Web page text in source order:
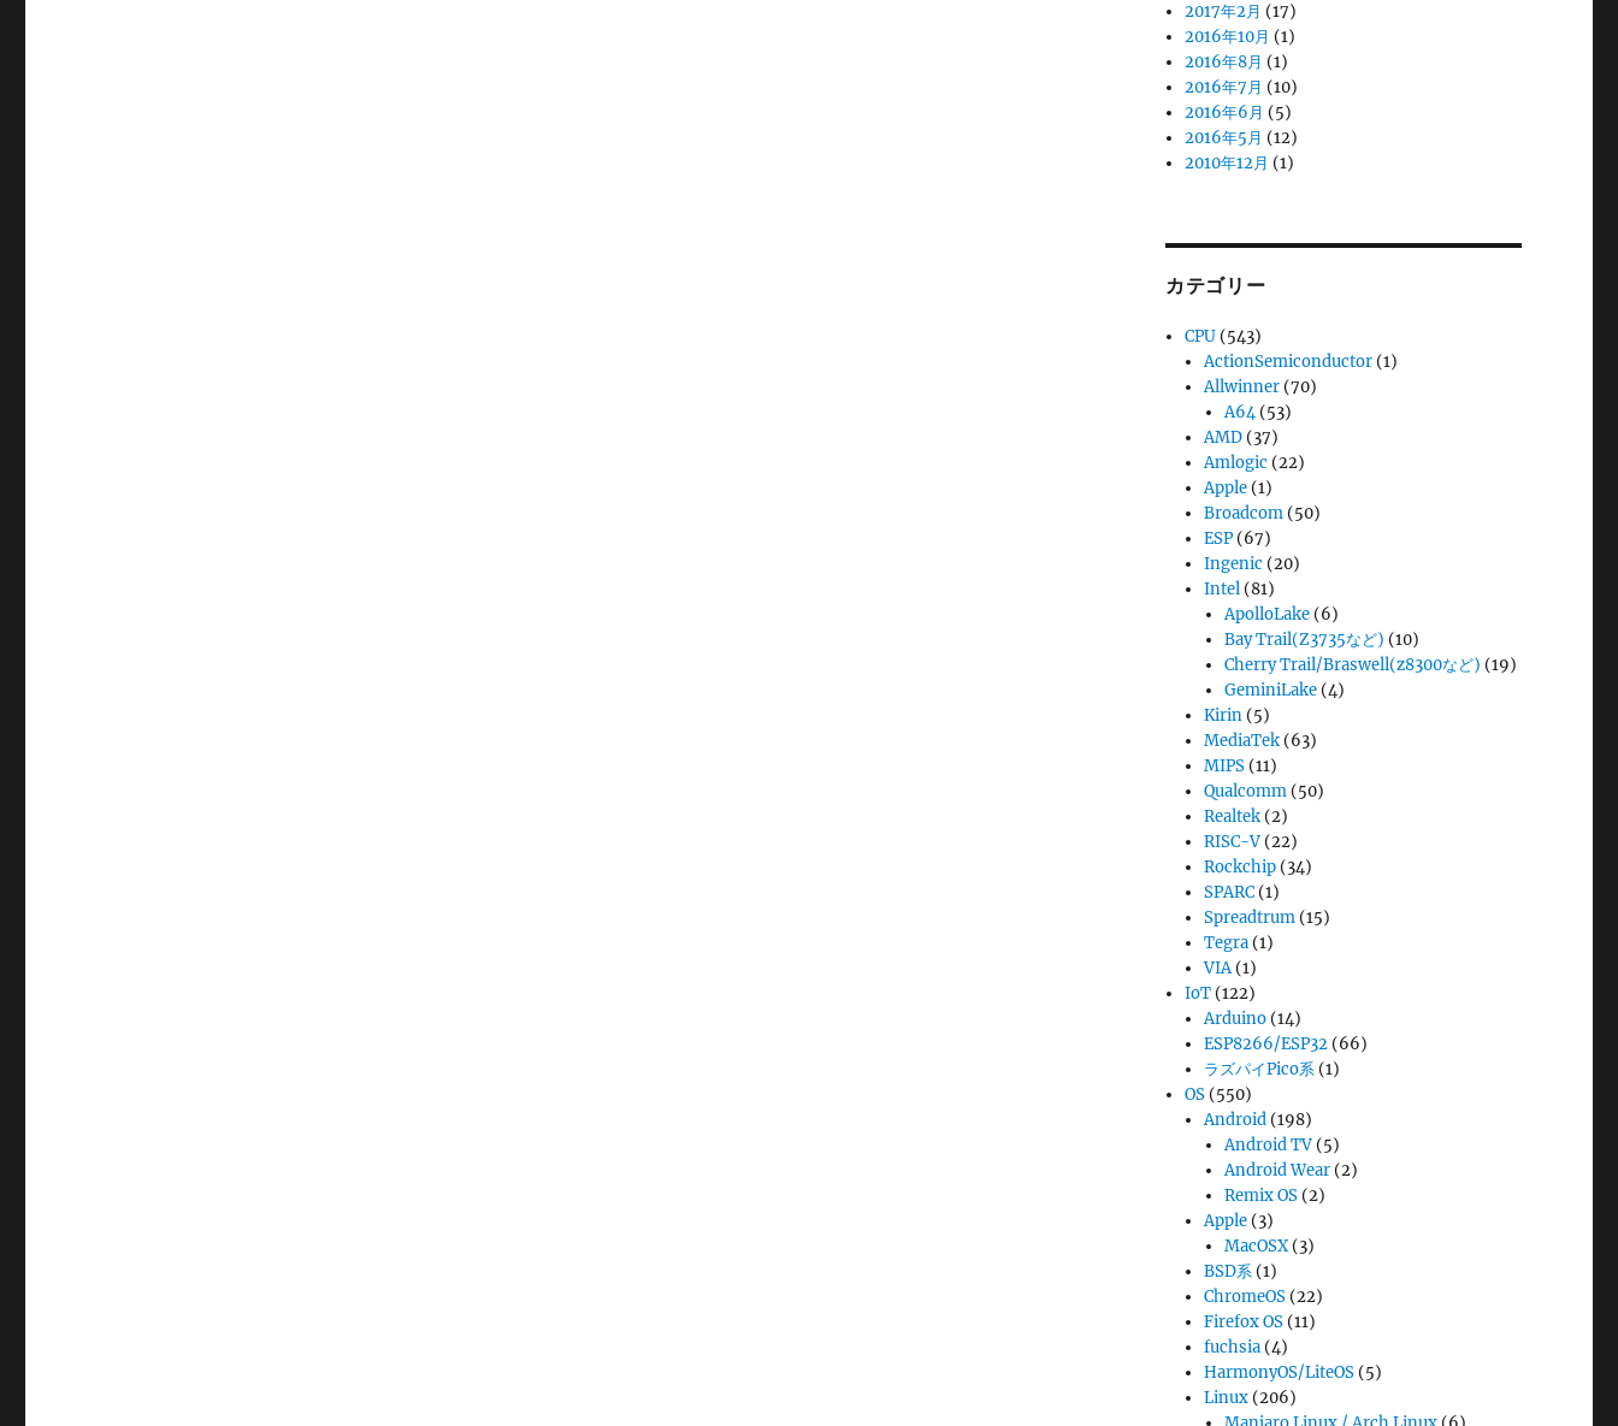
2017年2月 (17)
2016年10月 (1)
2016年8月 (1)
2016年7月 (10)
2016年6月 (5)
2016年5月 (12)
2010年12月 (1)
カテゴリー
CPU (543)
ActionSemiconductor (1)
Allwinner (70)
A64(53)
AMD (37)
Amlogic (22)
Apple (1)
Broadcom (50)
ESP (67)
Ingenic (20)
Intel (81)
ApolloLake(6)
Bay Trail(Z3735など) (10)
Cherry Trail/Braswell(z8300など) (19)
GeminiLake(4)
Kirin (5)
MediaTek (63)
MIPS (11)
Qualcomm (50)
Realtek (2)
RISC-V (22)
Rockchip (34)
SPARC (1)
Spreadtrum (15)
Tegra (1)
VIA(1)
IoT (122)
Arduino (14)
ESP8266/ESP32 (66)
ラズパイPico系 (1)
OS (550)
Android (198)
Android TV(5)
Android Wear(2)
Remix OS(2)
Apple (3)
MacOSX(3)
BSD系 (1)
ChromeOS (22)
Firefox OS (11)
fuchsia (4)
HarmonyOS/LiteOS (5)
Linux (206)